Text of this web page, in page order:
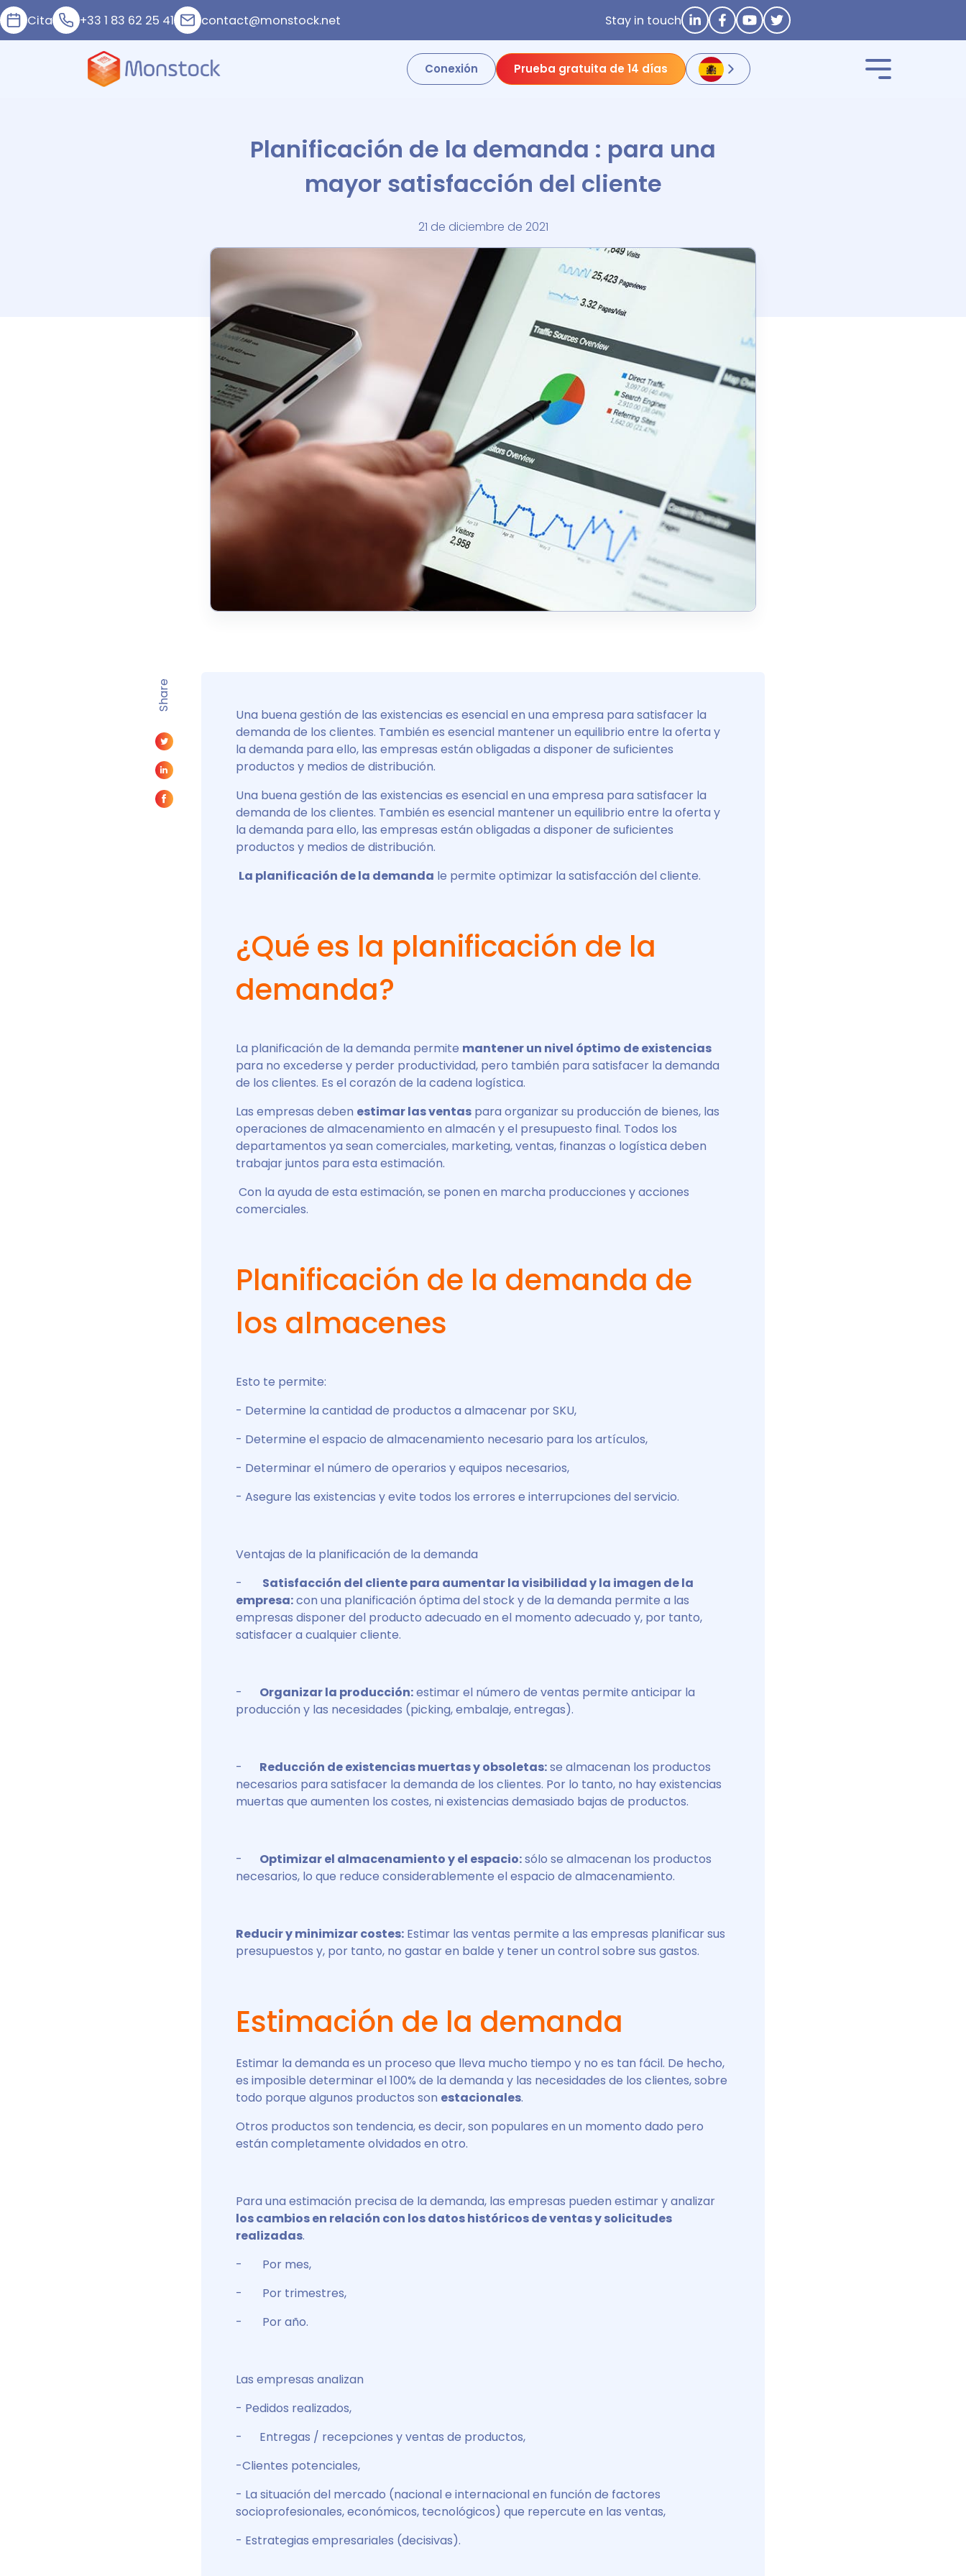
Cita +33 1 83 62 25 41 contact@monstock.net Stay in touch
Conexión Prueba gratuita de 14 días
Planificación de la demanda : para una
mayor satisfacción del cliente
21 de diciembre de 2021
Share
Una buena gestión de las existencias es esencial en una empresa para satisfacer la
demanda de los clientes. También es esencial mantener un equilibrio entre la oferta y
la demanda para ello, las empresas están obligadas a disponer de suficientes
productos y medios de distribución.
Una buena gestión de las existencias es esencial en una empresa para satisfacer la
demanda de los clientes. También es esencial mantener un equilibrio entre la oferta y
la demanda para ello, las empresas están obligadas a disponer de suficientes
productos y medios de distribución.
La planificación de la demanda le permite optimizar la satisfacción del cliente.
¿Qué es la planificación de la
demanda?
La planificación de la demanda permite mantener un nivel óptimo de existencias
para no excederse y perder productividad, pero también para satisfacer la demanda
de los clientes. Es el corazón de la cadena logística.
Las empresas deben estimar las ventas para organizar su producción de bienes, las
operaciones de almacenamiento en almacén y el presupuesto final. Todos los
departamentos ya sean comerciales, marketing, ventas, finanzas o logística deben
trabajar juntos para esta estimación.
Con la ayuda de esta estimación, se ponen en marcha producciones y acciones
comerciales.
Planificación de la demanda de
los almacenes
Esto te permite:
- Determine la cantidad de productos a almacenar por SKU,
- Determine el espacio de almacenamiento necesario para los artículos,
- Determinar el número de operarios y equipos necesarios,
- Asegure las existencias y evite todos los errores e interrupciones del servicio.
Ventajas de la planificación de la demanda
- Satisfacción del cliente para aumentar la visibilidad y la imagen de la
empresa:con una planificación óptima del stock y de la demanda permite a las
empresas disponer del producto adecuado en el momento adecuado y, por tanto,
satisfacer a cualquier cliente.
- Organizar la producción:estimar el número de ventas permite anticipar la
producción y las necesidades (picking, embalaje, entregas).
- Reducción de existencias muertas y obsoletas:se almacenan los productos
necesarios para satisfacer la demanda de los clientes. Por lo tanto, no hay existencias
muertas que aumenten los costes, ni existencias demasiado bajas de productos.
- Optimizar el almacenamiento y el espacio:sólo se almacenan los productos
necesarios, lo que reduce considerablemente el espacio de almacenamiento.
Reducir y minimizar costes: Estimar las ventas permite a las empresas planificar sus
presupuestos y, por tanto, no gastar en balde y tener un control sobre sus gastos.
Estimación de la demanda
Estimar la demanda es un proceso que lleva mucho tiempo y no es tan fácil. De hecho,
es imposible determinar el 100% de la demanda y las necesidades de los clientes, sobre
todo porque algunos productos son estacionales.
Otros productos son tendencia, es decir, son populares en un momento dado pero
están completamente olvidados en otro.
Para una estimación precisa de la demanda, las empresas pueden estimar y analizar
los cambios en relación con los datos históricos de ventas y solicitudes
realizadas.
- Por mes,
- Por trimestres,
- Por año.
Las empresas analizan
- Pedidos realizados,
- Entregas / recepciones y ventas de productos,
-Clientes potenciales,
- La situación del mercado (nacional e internacional en función de factores
socioprofesionales, económicos, tecnológicos) que repercute en las ventas,
- Estrategias empresariales (decisivas).